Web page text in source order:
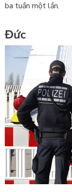
ba tuần một lần.
Đức